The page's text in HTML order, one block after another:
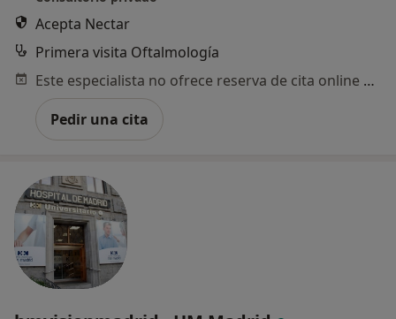
Acepta Nectar
Primera visita Oftalmología
Este especialista no ofrece reserva de cita online en esta dirección.
Pedir una cita